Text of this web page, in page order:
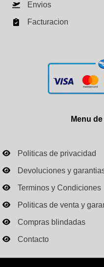
Envios
Facturacion
Menu
Politicas de privacidad
Devoluciones y
Terminos y Condiciones
Politicas de venta y
Compras blindadas
Contacto